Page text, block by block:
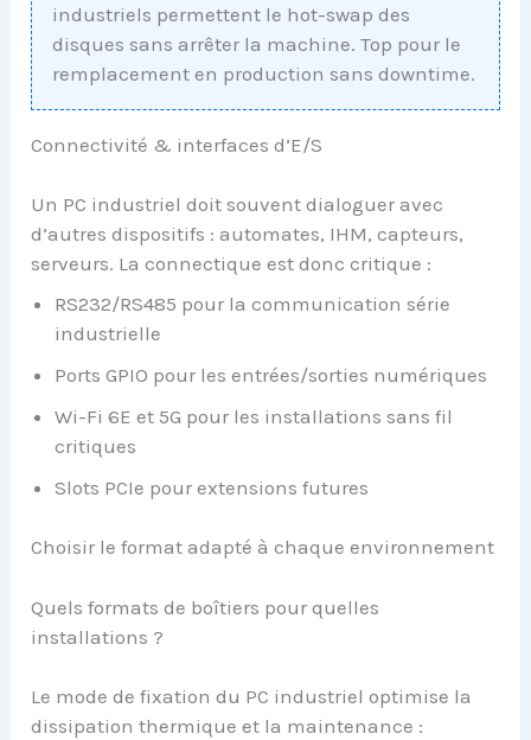
industriels permettent le hot-swap des
disques sans arrêter la machine. Top pour le
remplacement en production sans downtime.
Connectivité & interfaces d’E/S
Un PC industriel doit souvent dialoguer avec
d’autres dispositifs : automates, IHM, capteurs,
serveurs. La connectique est donc critique :
RS232/RS485 pour la communication série
industrielle
Ports GPIO pour les entrées/sorties numériques
Wi-Fi 6E et 5G pour les installations sans fil
critiques
Slots PCIe pour extensions futures
Choisir le format adapté à chaque environnement
Quels formats de boîtiers pour quelles
installations ?
Le mode de fixation du PC industriel optimise la
dissipation thermique et la maintenance :